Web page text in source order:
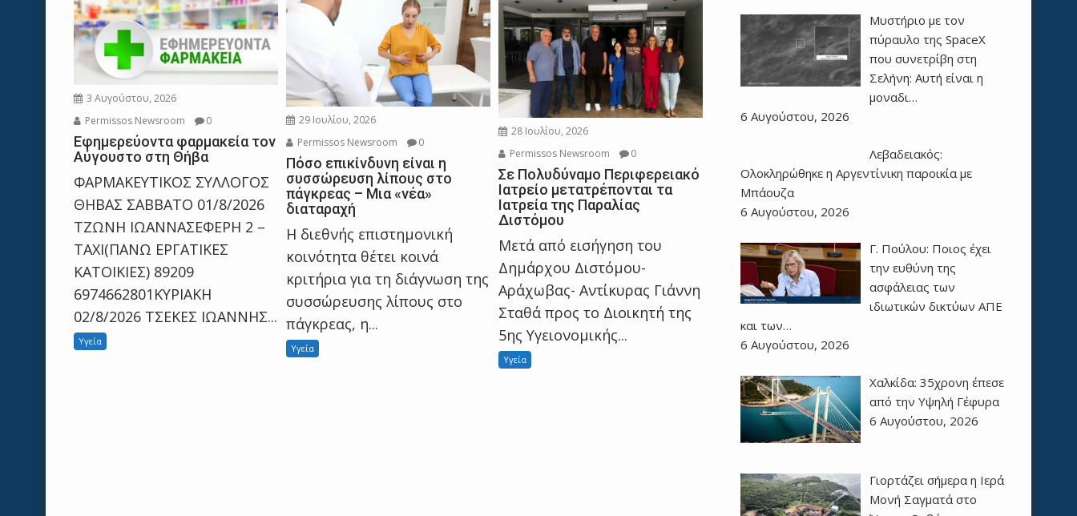
3 Αυγούστου, 2026
Permissos Newsroom
0
Εφημερεύοντα φαρμακεία τον
Αύγουστο στη Θήβα
ΦΑΡΜΑΚΕΥΤΙΚΟΣ ΣΥΛΛΟΓΟΣ
ΘΗΒΑΣ ΣΑΒΒΑΤΟ 01/8/2026
ΤΖΩΝΗ ΙΩΑΝΝΑΣΕΦΕΡΗ 2 –
ΤΑΧΙ(ΠΑΝΩ ΕΡΓΑΤΙΚΕΣ
ΚΑΤΟΙΚΙΕΣ) 89209
6974662801ΚΥΡΙΑΚΗ
02/8/2026 TΣΕΚΕΣ ΙΩΑΝΝΗΣ...
Υγεία
29 Ιουλίου, 2026
Permissos Newsroom
0
Πόσο επικίνδυνη είναι η
συσσώρευση λίπους στο
πάγκρεας – Μια «νέα»
διαταραχή
Η διεθνής επιστημονική
κοινότητα θέτει κοινά
κριτήρια για τη διάγνωση της
συσσώρευσης λίπους στο
πάγκρεας, η...
Υγεία
28 Ιουλίου, 2026
Permissos Newsroom
0
Σε Πολυδύναμο Περιφερειακό
Ιατρείο μετατρέπονται τα
Ιατρεία της Παραλίας
Διστόμου
Μετά από εισήγηση του
Δημάρχου Διστόμου-
Αράχωβας- Αντίκυρας Γιάννη
Σταθά προς το Διοικητή της
5ης Υγειονομικής...
Υγεία
Μυστήριο με τον
πύραυλο της SpaceX
που συνετρίβη στη
Σελήνη: Αυτή είναι η
μοναδι…
6 Αυγούστου, 2026
Λεβαδειακός:
Ολοκληρώθηκε η Αργεντίνικη παροικία με
Μπάουζα
6 Αυγούστου, 2026
Γ. Πούλου: Ποιος έχει
την ευθύνη της
ασφάλειας των
ιδιωτικών δικτύων ΑΠΕ
και των…
6 Αυγούστου, 2026
Χαλκίδα: 35χρονη έπεσε
από την Υψηλή Γέφυρα
6 Αυγούστου, 2026
Γιορτάζει σήμερα η Ιερά
Μονή Σαγματά στο